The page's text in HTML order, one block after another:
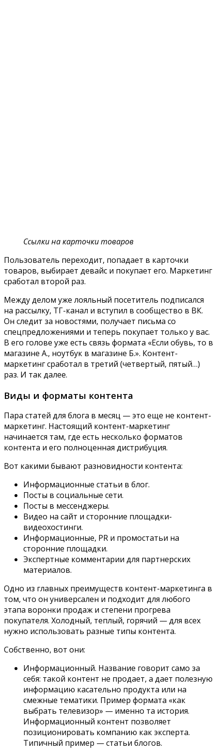
Ссылки на карточки товаров
Пользователь переходит, попадает в карточки
товаров, выбирает девайс и покупает его. Маркетинг
сработал второй раз.
Между делом уже лояльный посетитель подписался
на рассылку, ТГ-канал и вступил в сообщество в ВК.
Он следит за новостями, получает письма со
спецпредложениями и теперь покупает только у вас.
В его голове уже есть связь формата «Если обувь, то в
магазине А., ноутбук в магазине Б.». Контент-
маркетинг сработал в третий (четвертый, пятый…)
раз. И так далее.
Виды и форматы контента
Пара статей для блога в месяц — это еще не контент-
маркетинг. Настоящий контент-маркетинг
начинается там, где есть несколько форматов
контента и его полноценная дистрибуция.
Вот какими бывают разновидности контента:
Информационные статьи в блог.
Посты в социальные сети.
Посты в мессенджеры.
Видео на сайт и сторонние площадки-
видеохостинги.
Информационные, PR и промостатьи на
сторонние площадки.
Экспертные комментарии для партнерских
материалов.
Одно из главных преимуществ контент-маркетинга в
том, что он универсален и подходит для любого
этапа воронки продаж и степени прогрева
покупателя. Холодный, теплый, горячий — для всех
нужно использовать разные типы контента.
Собственно, вот они:
Информационный. Название говорит само за
себя: такой контент не продает, а дает полезную
информацию касательно продукта или на
смежные тематики. Пример формата «как
выбрать телевизор» — именно та история.
Информационный контент позволяет
позиционировать компанию как эксперта.
Типичный пример — статьи блогов.